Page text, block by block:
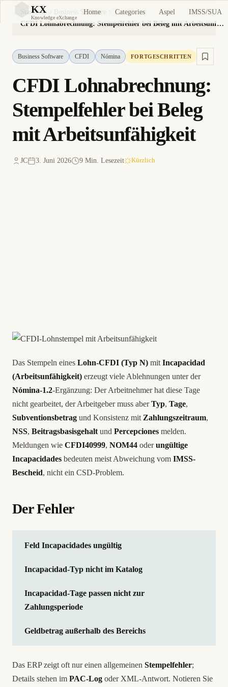
KX
Knowledge eXchange
Home Categories Aspel IMSS/SUA
Startseite
Business Software
CFDI Lohnabrechnung: Stempelfehler bei Beleg mit Arbeitsunfähigkeit
Business Software CFDI Nómina FORTGESCHRITTEN
CFDI Lohnabrechnung:
Stempelfehler bei Beleg
mit Arbeitsunfähigkeit
JC 3. Juni 2026 9 Min. Lesezeit Kürzlich
Das Stempeln eines Lohn-CFDI (Typ N) mit Incapacidad
(Arbeitsunfähigkeit) erzeugt viele Ablehnungen unter der
Nómina-1.2-Ergänzung: Der Arbeitnehmer hat diese Tage
nicht gearbeitet, der Arbeitgeber muss aberTyp, Tage,
Subventionsbetrag und Konsistenz mit Zahlungszeitraum,
NSS, Beitragsbasisgehalt und Percepciones melden.
Meldungen wie CFDI40999, NOM44 oderungültige
Incapacidades bedeuten meist Abweichung vom IMSS-
Bescheid, nicht ein CSD-Problem.
Der Fehler
Feld Incapacidades ungültig
Incapacidad-Typ nicht im Katalog
Incapacidad-Tage passen nicht zur
Zahlungsperiode
Geldbetrag außerhalb des Bereichs
Das ERP zeigt oft nur einen allgemeinen Stempelfehler;
Details stehen im PAC-Log oder XML-Antwort. Notieren Sie